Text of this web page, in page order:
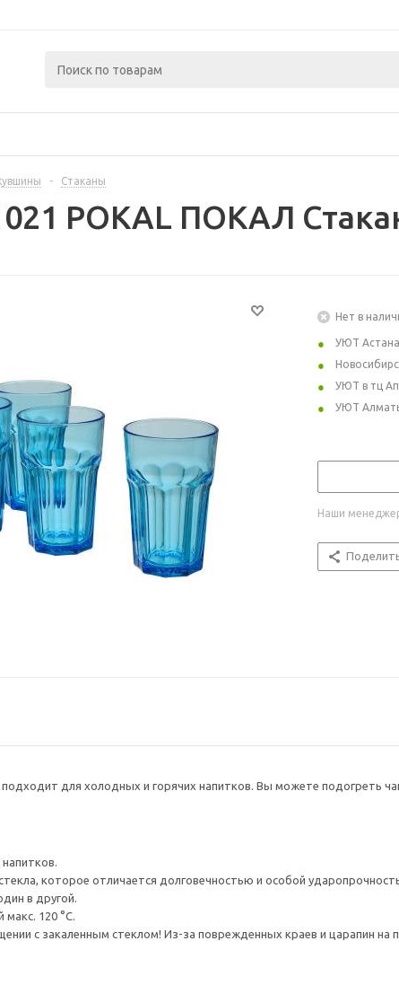
- Стаканы
POKAL ПОКАЛ
Нет в
УЮТ Астана
УЮТ в тц
УЮТ
Наши
подходит для холодных и горячих напитков. Вы можете подогреть
которое отличается долговечностью и особой
в другой.
120 °C.
с закаленным стеклом! Из-за поврежденных краев и царапин на